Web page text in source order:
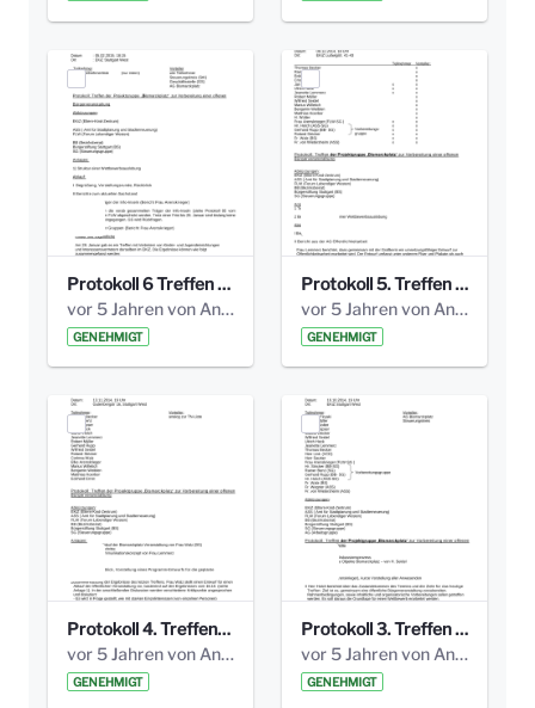
Protokoll 6 Treffen 20150205 AG Bismarckplatz.pdf
vor 5 Jahren von Anni Schlumberger
GENEHMIGT
Protokoll 5. Treffen 20141208 AG Bismarkplatz.pdf
vor 5 Jahren von Anni Schlumberger
GENEHMIGT
Protokoll 4. Treffen_20141113 AG Bismarckplatz.pdf
vor 5 Jahren von Anni Schlumberger
GENEHMIGT
Protokoll 3. Treffen 20141016 AG Bismarckplatz.pdf
vor 5 Jahren von Anni Schlumberger
GENEHMIGT